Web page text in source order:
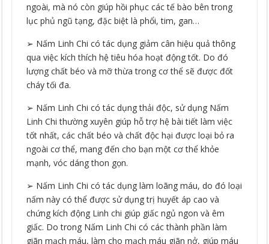
ngoài, mà nó còn giúp hồi phục các tế bào bên trong
lục phủ ngũ tạng, đặc biệt là phổi, tim, gan…
➢ Nấm Linh Chi có tác dụng giảm cân hiệu quả thông
qua việc kích thích hệ tiêu hóa hoạt động tốt. Do đó
lượng chất béo và mỡ thừa trong cơ thể sẽ được đốt
cháy tối đa.
➢ Nấm Linh Chi có tác dụng thải độc, sử dụng Nấm
Linh Chi thường xuyên giúp hỗ trợ hệ bài tiết làm việc
tốt nhất, các chất béo và chất độc hại được loại bỏ ra
ngoài cơ thể, mang đến cho bạn một cơ thể khỏe
mạnh, vóc dáng thon gọn.
➢ Nấm Linh Chi có tác dụng làm loãng máu, do đó loại
nấm này có thể được sử dụng trị huyết áp cao và
chứng kích động Linh chi giúp giấc ngủ ngon và êm
giấc. Do trong Nấm Linh Chi có các thành phần làm
giãn mạch máu, làm cho mạch máu giãn nở, giúp máu